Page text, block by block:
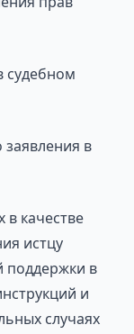
судебном
заявления в
в качестве
истцу
поддержки в
и
случаях